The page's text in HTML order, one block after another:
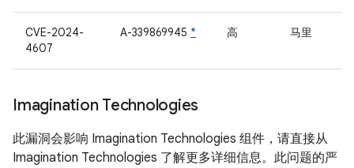
CVE-2024-
4607
A-339869945 * 高 马里
Imagination Technologies
此漏洞会影响 Imagination Technologies 组件，请直接从
Imagination Technologies 了解更多详细信息。此问题的严